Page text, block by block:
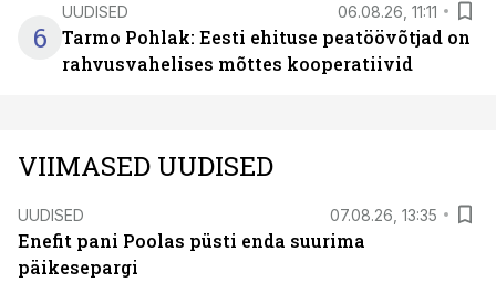
6
UUDISED 06.08.26, 11:11
Tarmo Pohlak: Eesti ehituse peatöövõtjad on
rahvusvahelises mõttes kooperatiivid
VIIMASED UUDISED
UUDISED 07.08.26, 13:35
Enefit pani Poolas püsti enda suurima
päikesepargi